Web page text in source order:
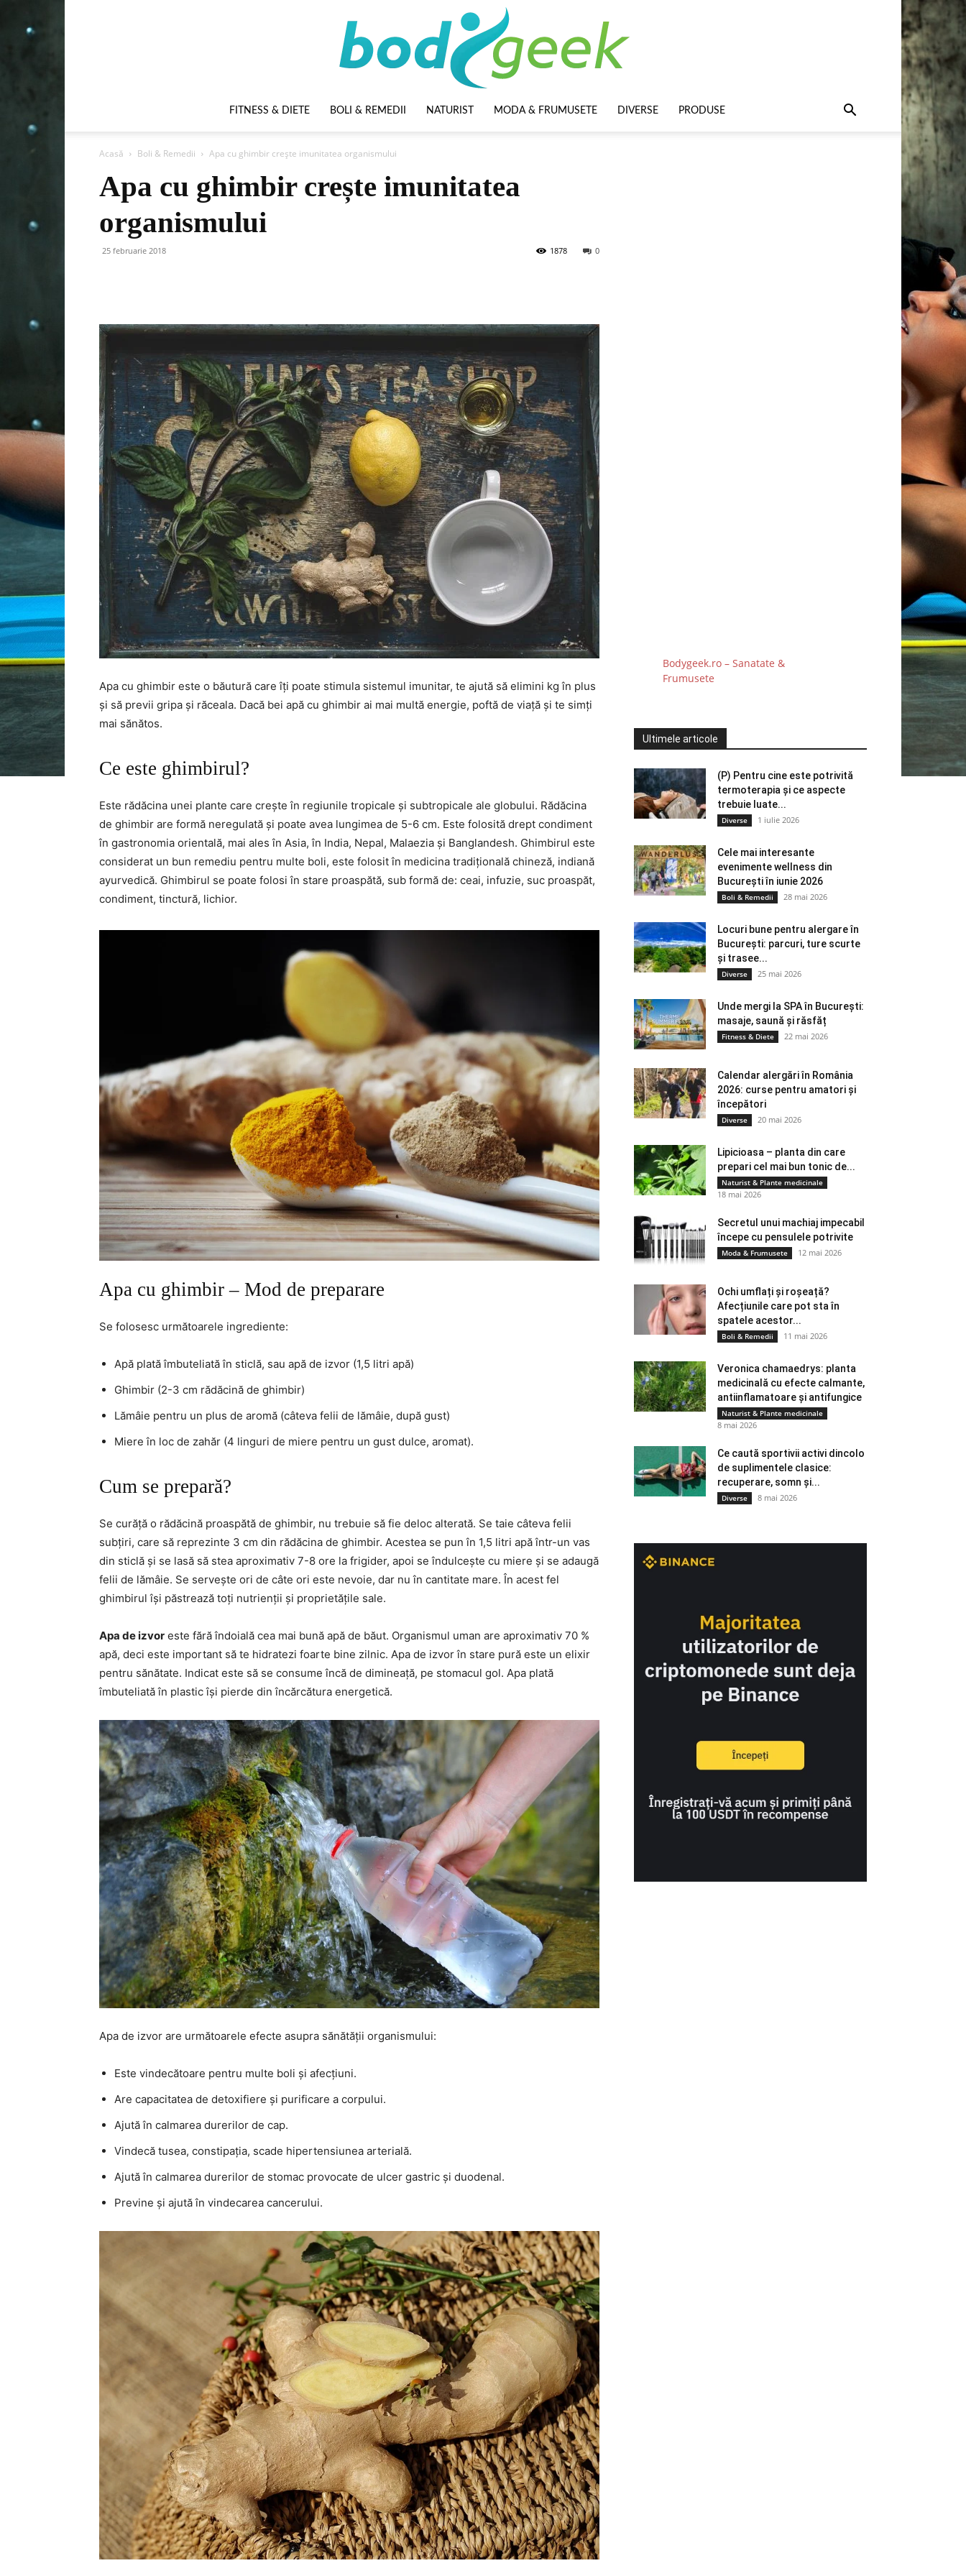
FITNESS & DIETE BOLI & REMEDII NATURIST MODA & FRUMUSETE DIVERSE PRODUSE
Acasă Boli & Remedii Apa cu ghimbir crește imunitatea organismului
Apa cu ghimbir crește imunitatea
organismului
25 februarie 2018 0
1878
Apa cu ghimbir este o băutură care îți poate stimula sistemul imunitar, te ajută să elimini kg în plus
și să previi gripa și răceala. Dacă bei apă cu ghimbir ai mai multă energie, poftă de viață și te simți
mai sănătos.
Ce este ghimbirul?
Este rădăcina unei plante care crește în regiunile tropicale și subtropicale ale globului. Rădăcina
de ghimbir are formă neregulată și poate avea lungimea de 5-6 cm. Este folosită drept condiment
în gastronomia orientală, mai ales în Asia, în India, Nepal, Malaezia și Banglandesh. Ghimbirul este
considerat un bun remediu pentru multe boli, este folosit în medicina tradițională chineză, indiană
ayurvedică. Ghimbirul se poate folosi în stare proaspătă, sub formă de: ceai, infuzie, suc proaspăt,
condiment, tinctură, lichior.
Apa cu ghimbir – Mod de preparare
Se folosesc următoarele ingrediente:
Apă plată îmbuteliată în sticlă, sau apă de izvor (1,5 litri apă)
Ghimbir (2-3 cm rădăcină de ghimbir)
Lămâie pentru un plus de aromă (câteva felii de lămâie, după gust)
Miere în loc de zahăr (4 linguri de miere pentru un gust dulce, aromat).
Cum se prepară?
Se curăță o rădăcină proaspătă de ghimbir, nu trebuie să fie deloc alterată. Se taie câteva felii
subțiri, care să reprezinte 3 cm din rădăcina de ghimbir. Acestea se pun în 1,5 litri apă într-un vas
din sticlă și se lasă să stea aproximativ 7-8 ore la frigider, apoi se îndulcește cu miere și se adaugă
felii de lămâie. Se servește ori de câte ori este nevoie, dar nu în cantitate mare. În acest fel
ghimbirul își păstrează toți nutrienții și proprietățile sale.
Apa de izvor este fără îndoială cea mai bună apă de băut. Organismul uman are aproximativ 70 %
apă, deci este important să te hidratezi foarte bine zilnic. Apa de izvor în stare pură este un elixir
pentru sănătate. Indicat este să se consume încă de dimineață, pe stomacul gol. Apa plată
îmbuteliată în plastic își pierde din încărcătura energetică.
Apa de izvor are următoarele efecte asupra sănătății organismului:
Este vindecătoare pentru multe boli și afecțiuni.
Are capacitatea de detoxifiere și purificare a corpului.
Ajută în calmarea durerilor de cap.
Vindecă tusea, constipația, scade hipertensiunea arterială.
Ajută în calmarea durerilor de stomac provocate de ulcer gastric și duodenal.
Previne și ajută în vindecarea cancerului.
Bodygeek.ro – Sanatate &
Frumusete
Ultimele articole
(P) Pentru cine este potrivită
termoterapia și ce aspecte
trebuie luate...
Diverse 1 iulie 2026
Cele mai interesante
evenimente wellness din
București în iunie 2026
Boli & Remedii 28 mai 2026
Locuri bune pentru alergare în
București: parcuri, ture scurte
și trasee...
Diverse 25 mai 2026
Unde mergi la SPA în București:
masaje, saună și răsfăț
Fitness & Diete 22 mai 2026
Calendar alergări în România
2026: curse pentru amatori și
începători
Diverse 20 mai 2026
Lipicioasa – planta din care
prepari cel mai bun tonic de...
Naturist & Plante medicinale
18 mai 2026
Secretul unui machiaj impecabil
începe cu pensulele potrivite
Moda & Frumusete 12 mai 2026
Ochi umflați și roșeață?
Afecțiunile care pot sta în
spatele acestor...
Boli & Remedii 11 mai 2026
Veronica chamaedrys: planta
medicinală cu efecte calmante,
antiinflamatoare și antifungice
Naturist & Plante medicinale
8 mai 2026
Ce caută sportivii activi dincolo
de suplimentele clasice:
recuperare, somn și...
Diverse 8 mai 2026